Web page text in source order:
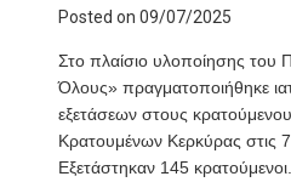
Posted on 09/07/2025
Στο πλαίσιο υλοποίησης του
Όλους» πραγματοποιήθηκε
εξετάσεων στους
Κρατουμένων Κερκύρας στις 7
Εξετάστηκαν 145